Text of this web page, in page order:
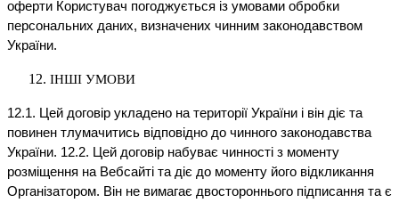
оферти Користувач погоджується із умовами обробки
персональних даних, визначених чинним законодавством
України.
ІНШІ УМОВИ
12.1. Цей договір укладено на території України і він діє та
повинен тлумачитись відповідно до чинного законодавства
України. 12.2. Цей договір набуває чинності з моменту
розміщення на Вебсайті та діє до моменту його відкликання
Організатором. Він не вимагає двостороннього підписання та є